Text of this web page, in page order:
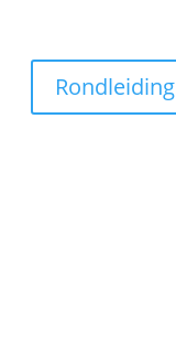
Rondleiding